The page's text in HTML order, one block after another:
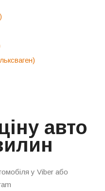
авто
у Viber або